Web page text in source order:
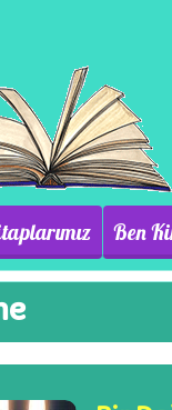
Ben